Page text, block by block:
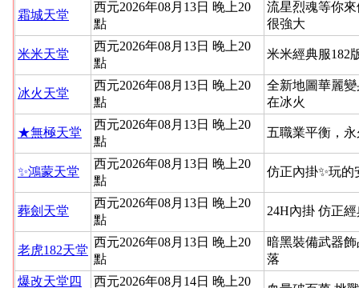
霜城天堂
西元2026年08月13日 晚上20
點
流星烈魂等你
很強大
米米天堂
西元2026年08月13日 晚上20
點
米米經典服182
冰火天堂
西元2026年08月13日 晚上20
點
全新地圖華麗
在冰火
★無極天堂
西元2026年08月13日 晚上20
點
五職業平衡，
✨鴻蒙天堂
西元2026年08月13日 晚上20
點
仿正內掛✨玩的
葬劍天堂
西元2026年08月13日 晚上20
點
24H內掛 仿正
老虎182天堂
西元2026年08月13日 晚上20
點
暗黑裝備武器
落
爆改天堂四
西元2026年08月14日 晚上20